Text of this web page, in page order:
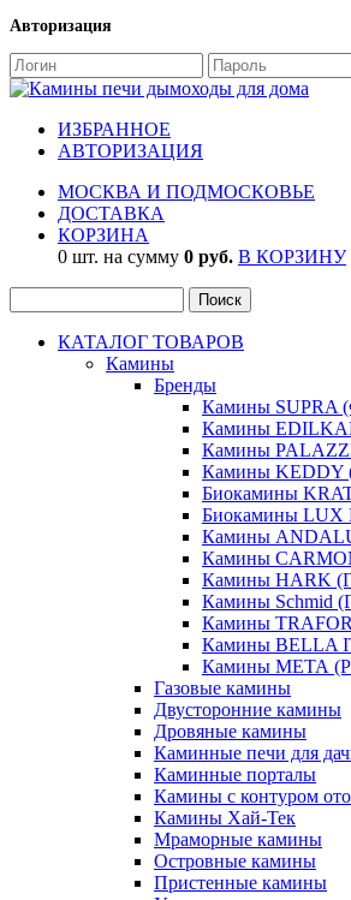
Авторизация
ИЗБРАННОЕ
АВТОРИЗАЦИЯ
МОСКВА И ПОДМОСКОВЬЕ
ДОСТАВКА
КОРЗИНА
0 шт. на сумму 0 руб. В КОРЗИНУ
КАТАЛОГ ТОВАРОВ
Камины
Бренды
Камины SUPRA
Камины
Камины
Камины KEDDY
Биокамины
Биокамины LUX
Камины
Камины
Камины HARK
Камины Schmid
Камины
Камины BELLA
Камины МЕТА
Газовые камины
Двусторонние камины
Дровяные камины
Каминные печи для
Каминные порталы
Камины с контуром
Камины Хай-Тек
Мраморные камины
Островные камины
Пристенные камины